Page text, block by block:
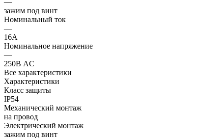
зажим под винт
Номинальный ток
—
16А
Номинальное напряжение
—
250В AC
Все характеристики
Характеристики
Класс защиты
IP54
Механический монтаж
на провод
Электрический монтаж
зажим под винт